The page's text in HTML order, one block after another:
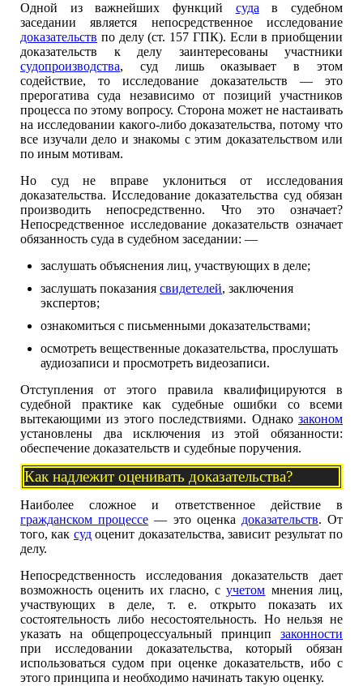
Одной из важнейших функций суда в судебном
заседании является непосредственное исследование
доказательств по делу (ст. 157 ГПК). Если в приобщении
доказательств к делу заинтересованы участники
судопроизводства, суд лишь оказывает в этом
содействие, то исследование доказательств — это
прерогатива суда независимо от позиций участников
процесса по этому вопросу. Сторона может не настаивать
на исследовании какого-либо доказательства, потому что
все изучали дело и знакомы с этим доказательством или
по иным мотивам.
Но суд не вправе уклониться от исследования
доказательства. Исследование доказательства суд обязан
производить непосредственно. Что это означает?
Непосредственное исследование доказательств означает
обязанность суда в судебном заседании: —
заслушать объяснения лиц, участвующих в деле;
заслушать показания свидетелей, заключения
экспертов;
ознакомиться с письменными доказательствами;
осмотреть вещественные доказательства, прослушать
аудиозаписи и просмотреть видеозаписи.
Отступления от этого правила квалифицируются в
судебной практике как судебные ошибки со всеми
вытекающими из этого последствиями. Однако законом
установлены два исключения из этой обязанности:
обеспечение доказательств и судебные поручения.
Как надлежит оценивать доказательства?
Наиболее сложное и ответственное действие в
гражданском процессе — это оценка доказательств. От
того, как судоценит доказательства, зависит результат по
делу.
Непосредственность исследования доказательств дает
возможность оценить их гласно, сучетом мнения лиц,
участвующих в деле, т. е. открыто показать их
состоятельность либо несостоятельность. Но нельзя не
указать на общепроцессуальный принцип законности
при исследовании доказательства, который обязан
использоваться судом при оценке доказательств, ибо с
этого принципа и необходимо начинать такую оценку.